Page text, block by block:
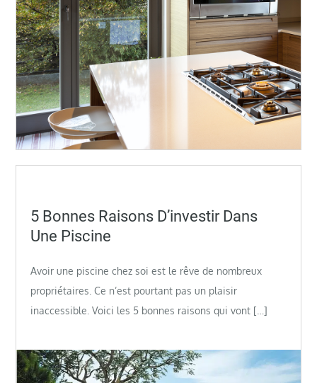
on
5 Bonnes Raisons D’investir Dans
Une Piscine
Avoir une piscine chez soi est le rêve de nombreux
propriétaires. Ce n’est pourtant pas un plaisir
inaccessible. Voici les 5 bonnes raisons qui vont […]